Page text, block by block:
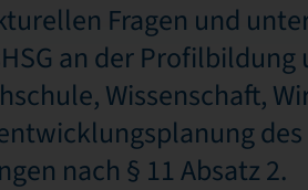
Fragen und
an der
Wissenschaft,
des
nach § 11 Absatz 2.